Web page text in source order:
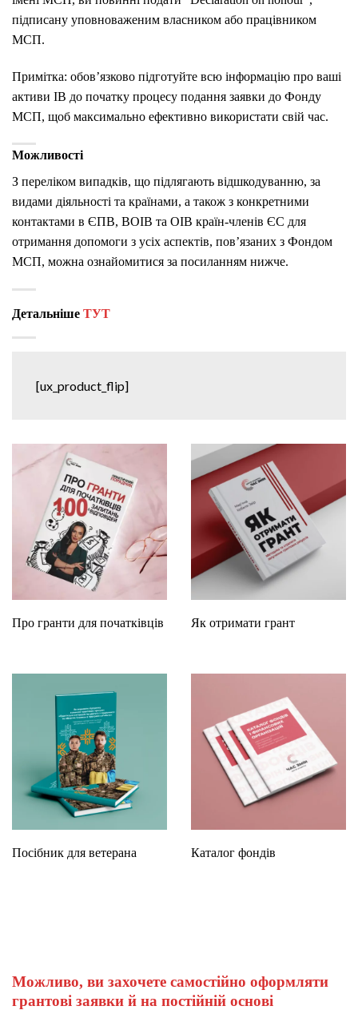
підписану уповноваженим власником або працівником
МСП.
Примітка: обов’язково підготуйте всю інформацію про ваші
активи ІВ до початку процесу подання заявки до Фонду
МСП, щоб максимально ефективно використати свій час.
Можливості
З переліком випадків, що підлягають відшкодуванню, за
видами діяльності та країнами, а також з конкретними
контактами в ЄПВ, ВОІВ та ОІВ країн-членів ЄС для
отримання допомоги з усіх аспектів, пов’язаних з Фондом
МСП, можна ознайомитися за посиланням нижче.
Детальніше ТУТ
[ux_product_flip]
Про гранти для початківців Як отримати грант
Посібник для ветерана Каталог фондів
Можливо, ви захочете самостійно оформляти
грантові заявки й на постійній основі